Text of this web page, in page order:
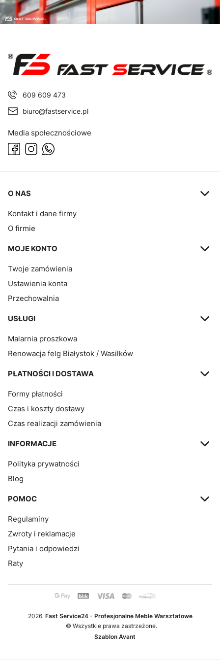
609 609 473
biuro@fastservice.pl
Media społecznościowe
Linki w stopce
O NAS
Kontakt i dane firmy
O firmie
MOJE KONTO
Twoje zamówienia
Ustawienia konta
Przechowalnia
USŁUGI
Malarnia proszkowa
Renowacja felg Białystok / Wasilków
PŁATNOŚCI I DOSTAWA
Formy płatności
Czas i koszty dostawy
Czas realizacji zamówienia
INFORMACJE
Polityka prywatności
Blog
POMOC
Regulaminy
Zwroty i reklamacje
Pytania i odpowiedzi
Raty
2026 Fast Service24 - Profesjonalne Meble Warsztatowe
© Wszystkie prawa zastrzeżone.
Szablon Avant